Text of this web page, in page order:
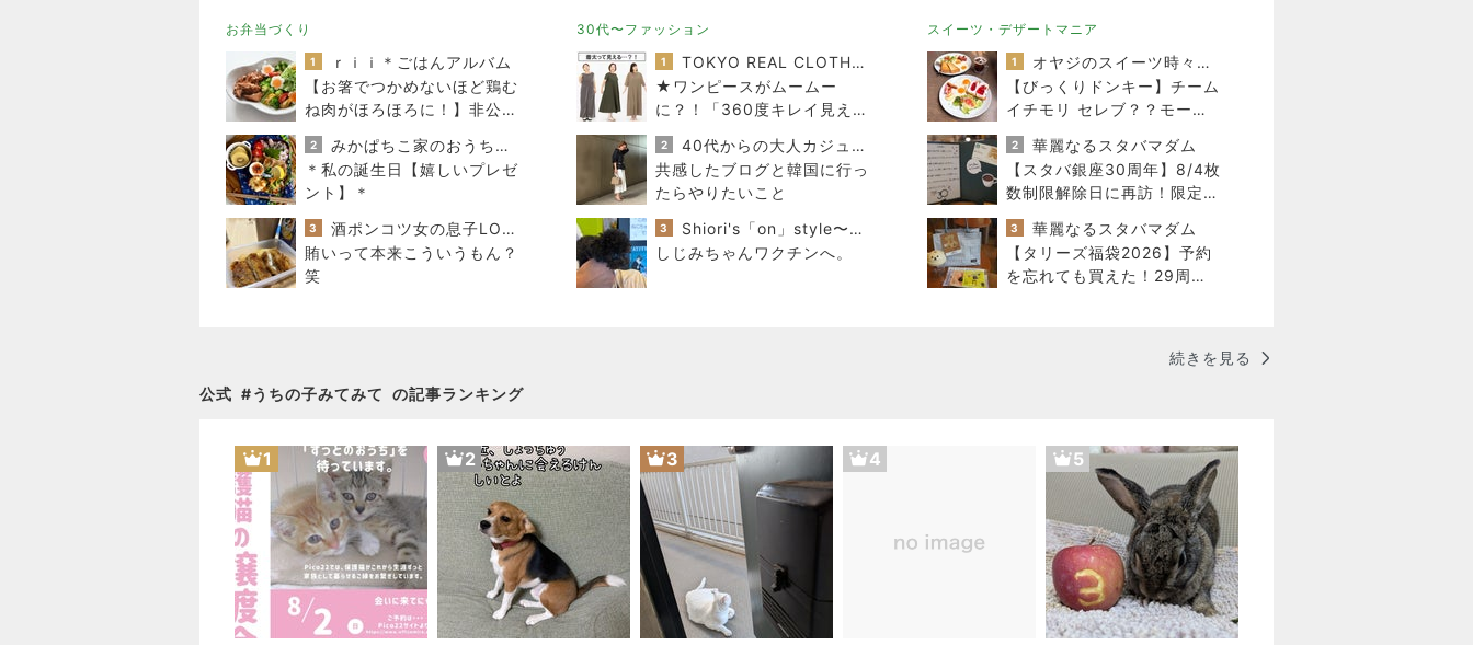
お弁当づくり
1
ｒｉｉ＊ごはんアルバム
【お箸でつかめないほど鶏む
ね肉がほろほろに！】非公開
クーポン貼りまくってます
2
みかぱちこ家のおうちでごはん
＊私の誕生日【嬉しいプレゼ
ント】＊
3
酒ポンコツ女の息子LOVE blog♡♡
賄いって本来こういうもん？
笑
30代〜ファッション
1
TOKYO REAL CLOTHES 大人世代のリアルクローズ
★ワンピースがムームー
に？！「360度キレイ見え」
の必殺ワザはコレ♪
2
40代からの大人カジュアルを品良く着こなすファッションブログ
共感したブログと韓国に行っ
たらやりたいこと
3
Shiori's「on」style〜干物女の成長記〜
しじみちゃんワクチンへ。
スイーツ・デザートマニア
1
オヤジのスイーツ時々ランニングブログ
【びっくりドンキー】チーム
イチモリ セレブ？？モーニ
ング
2
華麗なるスタバマダム
【スタバ銀座30周年】8/4枚
数制限解除日に再訪！限定カ
ードと店舗名刺の在庫は？
3
華麗なるスタバマダム
【タリーズ福袋2026】予約
を忘れても買えた！29周年
続きを見る
公式 #うちの子みてみて の記事ランキング
1 2 3 4 5